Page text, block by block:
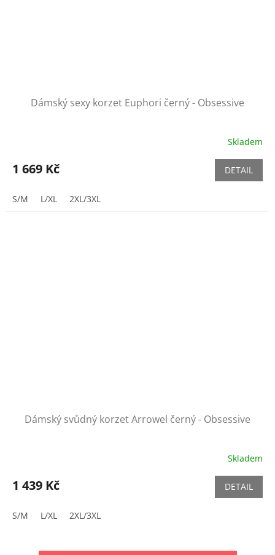
Dámský sexy korzet Euphori černý - Obsessive
Skladem
1 669 Kč DETAIL
S/M L/XL 2XL/3XL
Dámský svůdný korzet Arrowel černý - Obsessive
Skladem
1 439 Kč DETAIL
S/M L/XL 2XL/3XL